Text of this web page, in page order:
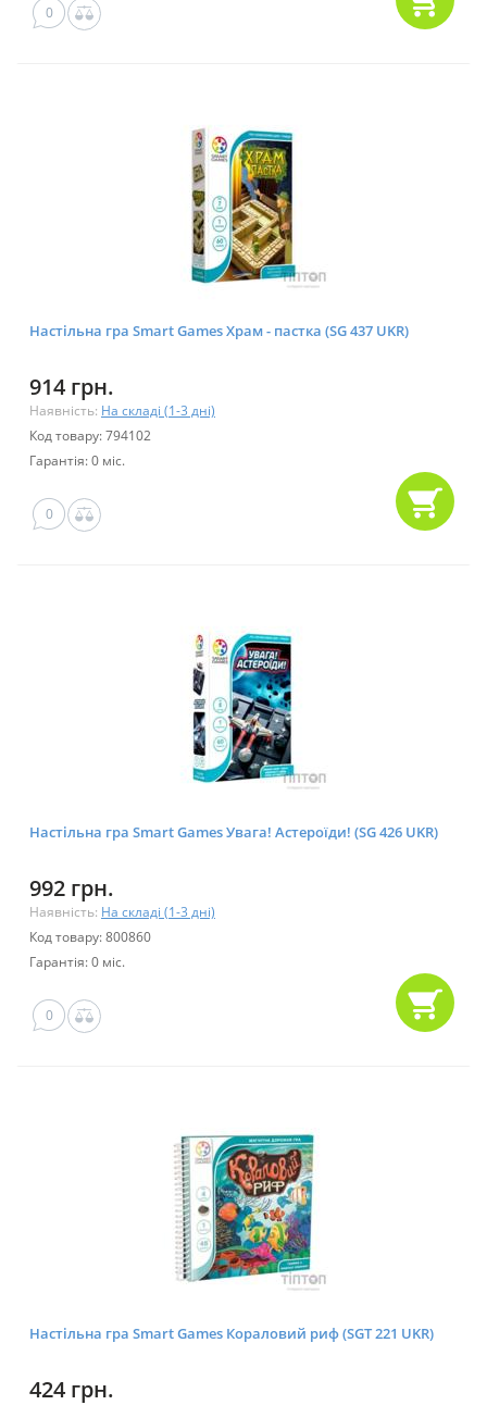
0
Настільна гра Smart Games Храм - пастка (SG 437 UKR)
914 грн.
Наявність: На складі (1-3 дні)
Код товару: 794102
Гарантія: 0 міс.
0
Настільна гра Smart Games Увага! Астероїди! (SG 426 UKR)
992 грн.
Наявність: На складі (1-3 дні)
Код товару: 800860
Гарантія: 0 міс.
0
Настільна гра Smart Games Кораловий риф (SGT 221 UKR)
424 грн.